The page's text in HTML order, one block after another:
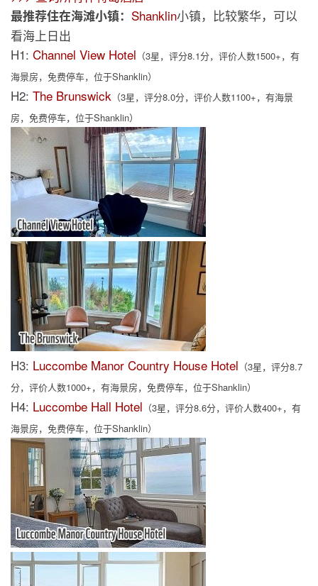
最推荐住在海滩小镇： Shanklin小镇，比较繁华，可以
看海上日出
H1: Channel View Hotel （3星，评分8.1分，评价人数1500+，有
海景房，免费停车，位于Shanklin）
H2: The Brunswick （3星，评分8.0分，评价人数1100+，有海景
房，免费停车，位于Shanklin）
H3: Luccombe Manor Country House Hotel （3星，评分8.7
分，评价人数1000+，有海景房，免费停车，位于Shanklin）
H4: Luccombe Hall Hotel （3星，评分8.6分，评价人数400+，有
海景房，免费停车，位于Shanklin）